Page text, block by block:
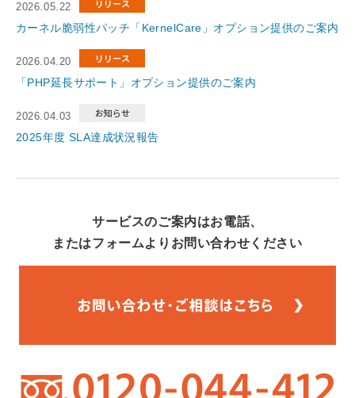
2026.05.22
カーネル脆弱性パッチ「KernelCare」オプション提供のご案内
2026.04.20
「PHP延長サポート」オプション提供のご案内
2026.04.03
2025年度 SLA達成状況報告
サービスのご案内はお電話、
またはフォームよりお問い合わせください